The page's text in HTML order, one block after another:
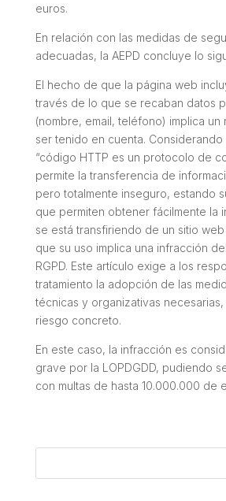
euros.
En relación con las medidas de
adecuadas, la AEPD concluye lo
El hecho de que la página web
través de lo que se recaban datos
(nombre, email, teléfono) implica
ser tenido en cuenta. Considerando
“código HTTP es un protocolo de
permite la transferencia de
pero totalmente inseguro, estando
que permiten obtener fácilmente la
se está transfiriendo de un sitio
que su uso implica una infracción
RGPD. Este artículo exige a los
tratamiento la adopción de las
técnicas y organizativas
riesgo concreto.
En este caso, la infracción es
grave por la LOPDGDD, pudiendo
con multas de hasta 10.000.000 de